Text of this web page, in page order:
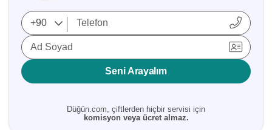
Ad Soyad
Seni Arayalım
Düğün.com, çiftlerden hiçbir servisi için
komisyon veya ücret almaz.